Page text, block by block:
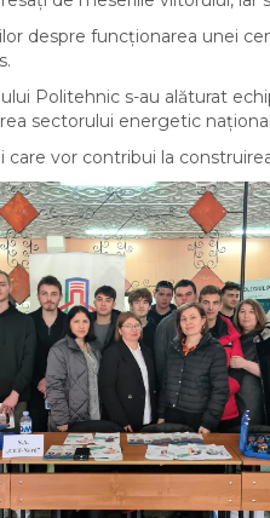
despre funcționarea unei
Politehnic s-au alăturat
sectorului energetic
vor contribui la